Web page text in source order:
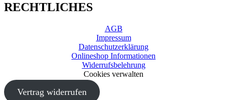
RECHTLICHES
AGB
Impressum
Datenschutzerklärung
Onlineshop Informationen
Widerrufsbelehrung
Cookies verwalten
Vertrag widerrufen